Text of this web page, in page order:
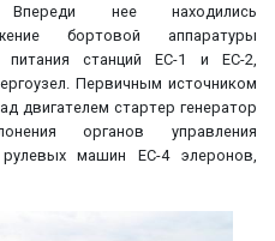
Впереди нее находились
бортовой аппаратуры
станций ЕС-1 и ЕС-2,
Первичным источником
двигателем стартер генератор
органов управления
машин ЕС-4 элеронов,